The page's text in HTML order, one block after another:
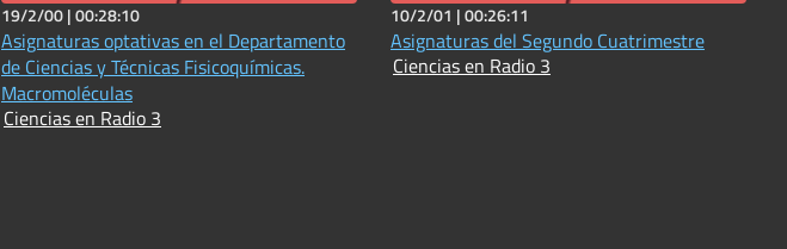
19/2/00 |00:28:10
Asignaturas optativas en el Departamento
de Ciencias y Técnicas Fisicoquímicas.
Macromoléculas
Ciencias en Radio 3
10/2/01 |00:26:11
Asignaturas del Segundo Cuatrimestre
Ciencias en Radio 3